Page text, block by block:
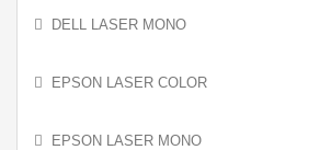
DELL LASER MONO
EPSON LASER COLOR
EPSON LASER MONO